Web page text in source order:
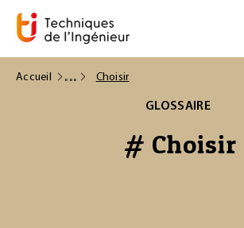
Accueil Choisir
GLOSSAIRE
# Choisir